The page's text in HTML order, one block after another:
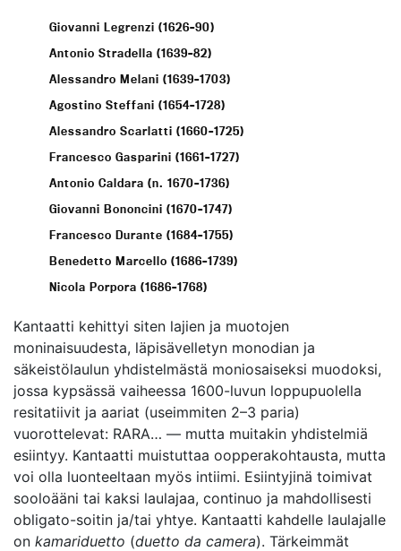
Giovanni Legrenzi (1626–90)
Antonio Stradella (1639–82)
Alessandro Melani (1639–1703)
Agostino Steffani (1654–1728)
Alessandro Scarlatti (1660–1725)
Francesco Gasparini (1661–1727)
Antonio Caldara (n. 1670–1736)
Giovanni Bononcini (1670–1747)
Francesco Durante (1684–1755)
Benedetto Marcello (1686–1739)
Nicola Porpora (1686–1768)
Kantaatti kehittyi siten lajien ja muotojen
moninaisuudesta, läpisävelletyn monodian ja
säkeistölaulun yhdistelmästä moniosaiseksi muodoksi,
jossa kypsässä vaiheessa 1600-luvun loppupuolella
resitatiivit ja aariat (useimmiten 2–3 paria)
vuorottelevat: RARA… — mutta muitakin yhdistelmiä
esiintyy. Kantaatti muistuttaa oopperakohtausta, mutta
voi olla luonteeltaan myös intiimi. Esiintyjinä toimivat
sooloääni tai kaksi laulajaa, continuo ja mahdollisesti
obligato-soitin ja/tai yhtye. Kantaatti kahdelle laulajalle
on kamariduetto (duetto da camera). Tärkeimmät